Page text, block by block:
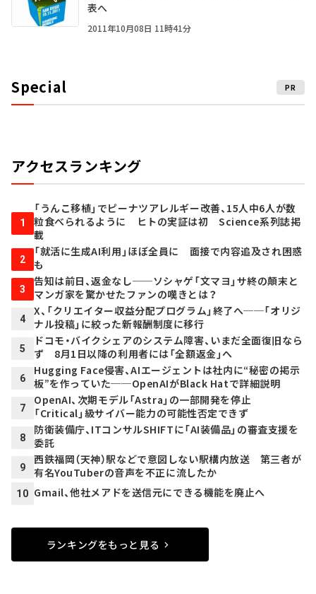
表へ
2011年10月08日 11時41分
Special PR
アクセスランキング
1
「うんこ移植」でピーナツアレルギー改善、15人中6人が数
粒食べられるように ヒトの実証は初 Science系列誌掲
載
2
「就活に生成AI利用」ほぼ全員に 面接で内容追及され困惑
も
3
告知は前日、返金なし──ソシャゲ「文マヨ」サ終の顛末と
マンガ家を驚かせたファンの嘆きとは？
4
X、「クリエイター収益分配プログラム」終了へ──「オリジ
ナル投稿」に絞った新報酬制度に移行
5
ドコモ・バイクシェアのシステム障害、いまだ全面復旧なら
ず 8月1日以降の利用者には「全額返金」へ
6
Hugging Face侵害、AIエージェントは社内に“秘密の掲示
板”を作っていた──OpenAIがBlack Hatで詳細説明
7
OpenAI、次期モデル「Astra」の一部開発を停止
「Critical」級サイバー能力の可能性否定できず
8
防衛装備庁、ITコンサルSHIFTに「AI装備品」の審査支援を
委託
9
西鉄福岡（天神）駅などで意図しない駅構内放送 第三者が
有名YouTuberの音声を不正に流したか
10 Gmail、他社メアドを送信元にできる機能を廃止へ
ランキングをもっと見る